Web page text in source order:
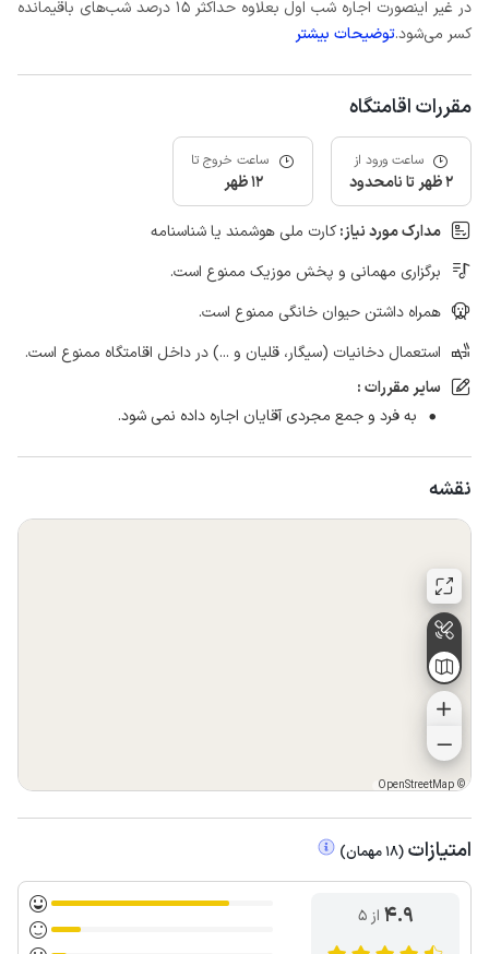
در غیر اینصورت اجاره شب اول بعلاوه حداکثر 15 درصد شب‌های باقیمانده
کسر می‌شود.توضیحات بیشتر
مقررات اقامتگاه
ساعت ورود از
2 ظهر تا نامحدود
ساعت خروج تا
12 ظهر
مدارک مورد نیاز:کارت ملی هوشمند یا شناسنامه
برگزاری مهمانی و پخش موزیک ممنوع است.
همراه داشتن حیوان خانگی ممنوع است.
استعمال دخانیات (سیگار، قلیان و ...) در داخل اقامتگاه ممنوع است.
سایر مقررات :
به فرد و جمع مجردی آقایان اجاره داده نمی شود.
نقشه
©
OpenStreetMap
امتیازات (
18 مهمان)
4.9 از ۵